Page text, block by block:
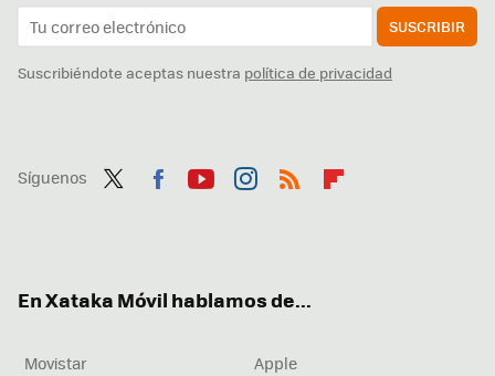
SUSCRIBIR
Suscribiéndote aceptas nuestra política de privacidad
Síguenos
En Xataka Móvil hablamos de...
Movistar
Apple